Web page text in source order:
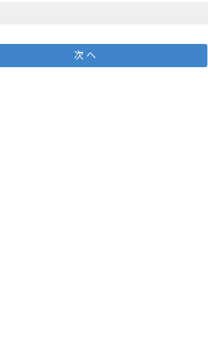
次 へ